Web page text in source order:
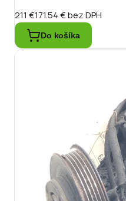
211 €171.54 €bez DPH
Do košíka